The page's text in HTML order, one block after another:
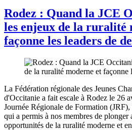
Rodez : Quand la JCE
les enjeux de la ruralité
façonne les leaders de
La Fédération régionale des Jeunes
d'Occitanie a fait escale à Rodez le 26
Journée Régionale de Formation
qui a permis à nos membres de
opportunités de la ruralité moderne et